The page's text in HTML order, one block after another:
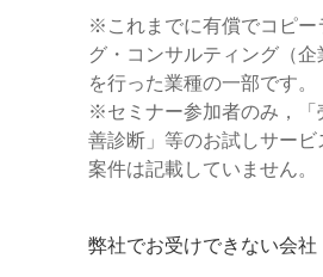
※これまでに有償でコピー
グ・コンサルティング（企
を行った業種の一部です。
※セミナー参加者のみ，「
善診断」等のお試しサー
案件は記載していません。
弊社でお受けできない会社